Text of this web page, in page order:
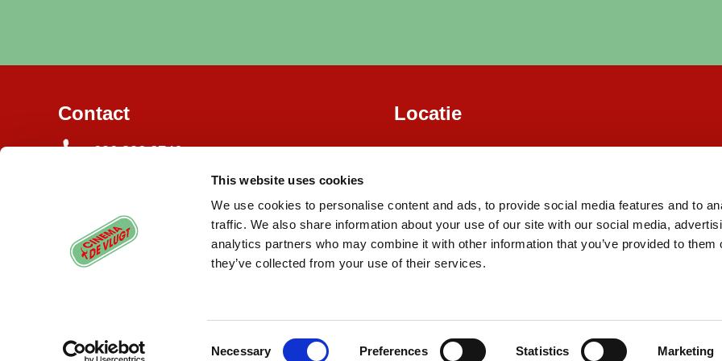
This website uses cookies
We use cookies to personalise content and ads, to provide social media features and to
traffic. We also share information about your use of our site with our social media,
analytics partners who may combine it with other information that you’ve provided to them
they’ve collected from your use of their services.
Necessary Preferences Statistics Marketing
Contact
020 820 3746
Burgemeester de Vlugtlaan 125
1063 BJ Amsterdam
info@cinemadevlugt.nl
Locatie